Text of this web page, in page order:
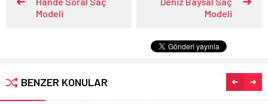
Modeli
Modeli
BENZER KONULAR